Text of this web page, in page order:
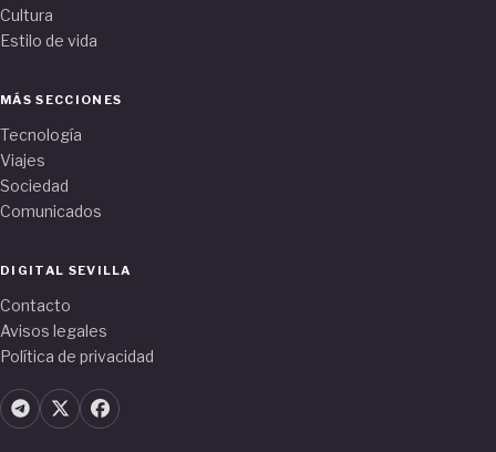
Cultura
Estilo de vida
MÁS SECCIONES
Tecnología
Viajes
Sociedad
Comunicados
DIGITAL SEVILLA
Contacto
Avisos legales
Política de privacidad